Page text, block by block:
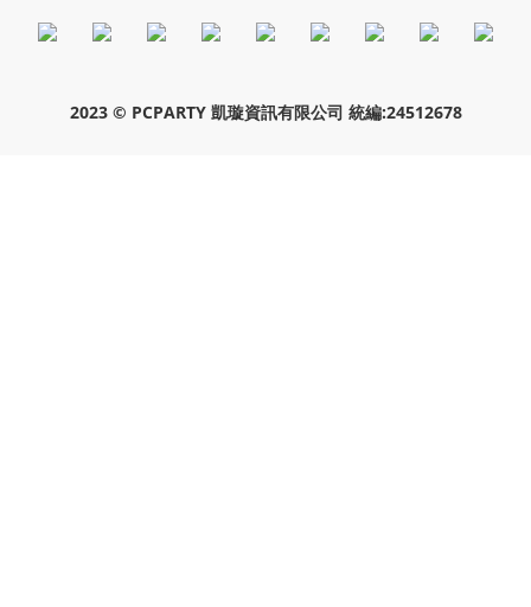
2023 © PCPARTY 凱璇資訊有限公司 統編:24512678